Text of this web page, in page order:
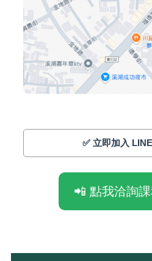
✅ 立即加入
📲 點我洽詢